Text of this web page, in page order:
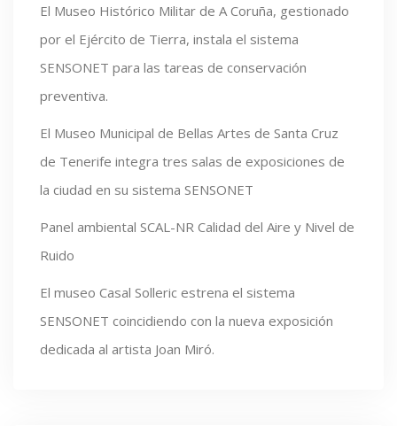
El Museo Histórico Militar de A Coruña, gestionado
por el Ejército de Tierra, instala el sistema
SENSONET para las tareas de conservación
preventiva.
El Museo Municipal de Bellas Artes de Santa Cruz
de Tenerife integra tres salas de exposiciones de
la ciudad en su sistema SENSONET
Panel ambiental SCAL-NR Calidad del Aire y Nivel de
Ruido
El museo Casal Solleric estrena el sistema
SENSONET coincidiendo con la nueva exposición
dedicada al artista Joan Miró.